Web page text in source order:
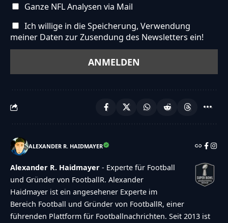
accessibility option!"},"buttons":
in with Facebook","google":"Sign in with
Google"},"voting":{"poll-ended":"Die Zeit zum
abgelaufen","poll-not-started":"Diese Umfrage
akzeptiert noch keine Stimmen","already-voted-
on-poll":"TOUCHDOWN!!! Vielen Dank f\u00fcr
deine Teilnahme!","invalid-poll":"Fehler","no-
answers-selected":"Keine Antwort
ausgew\u00e4hlt","min-answers-
required":"Achtung du musst mindestens
{min_answers_allowed} Auswahl(en)
treffen.","max-answers-required":"Du kannst
Ganze NFL Analysen via Mail
Ich willige in die Speicherung, Verwendung
meiner Daten zur Zusendung des Newsletters ein!
ALEXANDER R. HAIDMAYER
Alexander R. Haidmayer - Experte für Football
und Gründer von FootballR. Alexander
Haidmayer ist ein angesehener Experte im
Bereich Football und Gründer von FootballR, einer
führenden Plattform für Footballnachrichten. Seit 2013 ist